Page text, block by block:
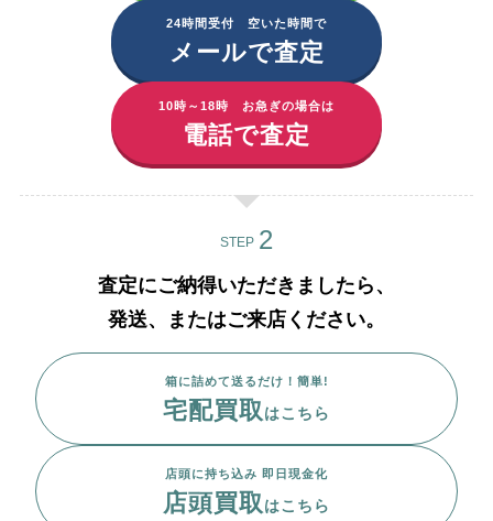
24時間受付 空いた時間で
メールで査定
10時～18時 お急ぎの場合は
電話で査定
STEP
査定にご納得いただきましたら、
発送、またはご来店ください。
箱に詰めて送るだけ！簡単!
宅配買取はこちら
店頭に持ち込み 即日現金化
店頭買取はこちら